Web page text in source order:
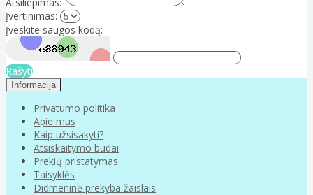
Įvertinimas:
Įveskite saugos kodą:
Rašyti
Informacija
Privatumo politika
Apie mus
Kaip užsisakyti?
Atsiskaitymo būdai
Prekių pristatymas
Taisyklės
Didmeninė prekyba žaislais